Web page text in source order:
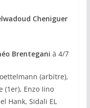
Cheniguer
Brentegani à 4/7
(arbitre),
(1er), Enzo Iino
Hank, Sidali EL